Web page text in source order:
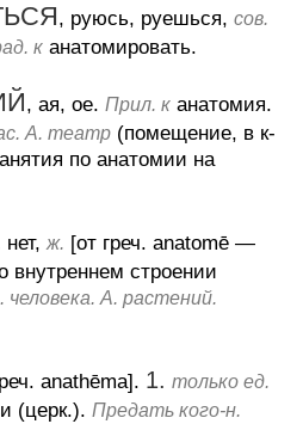
, руюсь, руешься, сов.
к анатомировать.
, ая, ое. Прил. к анатомия.
А. театр (помещение, в к-
по анатомии на
нет,ж. [от греч. anatomē —
внутреннем строении
человека. А. растений.
anathēma]. 1. только ед.
(церк.). Предать кого-н.